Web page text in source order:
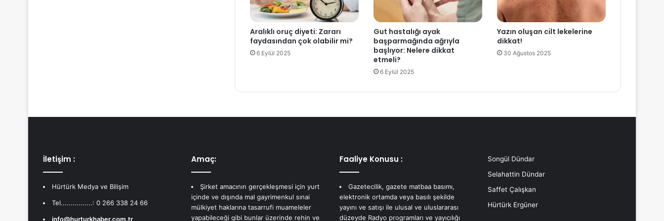
S
s
i
n
k
e
ı
d
e
c
a
k
2
0
2
e
f
i
y
Aralıklı oruç diyeti: Zararı
faydasından çok olabilir mi?
6 Eylül 2025
Gut hastalığı ayak
başparmağında ağrıyla
başlıyor: Nelere dikkat
etmeli?
6 Eylül 2025
Yazın oluşan cilt lekelerine
dikkat!
30 Ağustos 2025
İletişim :
Hürtürk Medya ve Bilişim
Tel................: 0 266 338 24 66
info@hurturkhaber.com.tr
Amaç:
Şirket amacının gerçekleşmesi için yurt
içinde ve dışında mal gayrimenkul sınai
mülkiyet haklarına tasarrufi muameleler
yapabileceği gibi bunlar üzerinde rehin ve
Faaliye Konusu :
Gazetecilik, gazete matbaa basımı,
elektronik ortamda veya basılı şekilde
yayını ve satışı ile ulusal ve uluslararası
düzeyde Radyo programları ve yayıcılığı
Songül Dündar
Selahattin Dündar
Saffet Çalışkan
Hürtürk Ergüner